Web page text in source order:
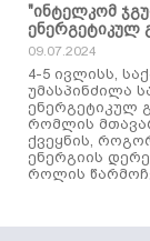
"ინტელკომ
ენერგეტიკულ
09.07.2024
4-5 ივლისს,
უმასპინძილა
ენერგეტიკულ
რომლის
ქვეყნის,
ენერგიის
როლის